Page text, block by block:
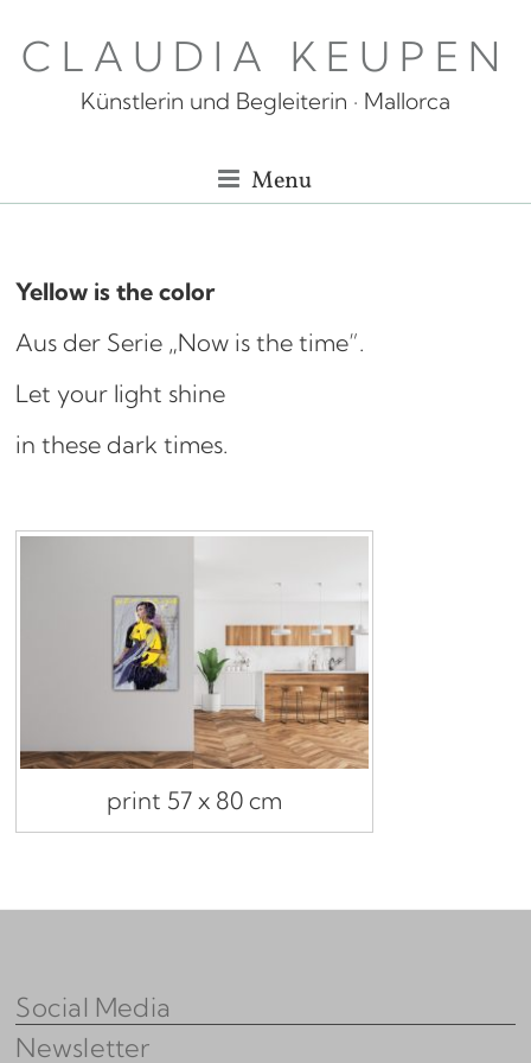
content
CLAUDIA KEUPEN
Künstlerin und Begleiterin · Mallorca
Menu
Yellow is the color
Aus der Serie „Now is the time”.
Let your light shine
in these dark times.
print 57 x 80 cm
Social Media
Newsletter